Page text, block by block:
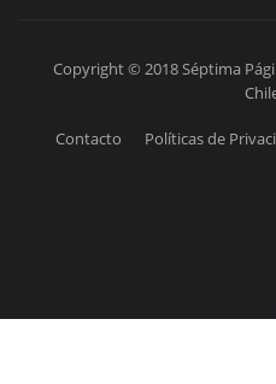
Copyright © 2018 Séptima
Contacto Políticas de